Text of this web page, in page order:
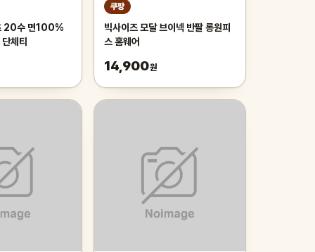
20수 면100%
체티
쿠팡
빅사이즈 모달 브이넥 반팔 롱원피
스 홈웨어
14,900원